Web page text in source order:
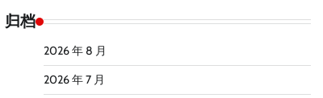
归档
2026 年 8 月
2026 年 7 月